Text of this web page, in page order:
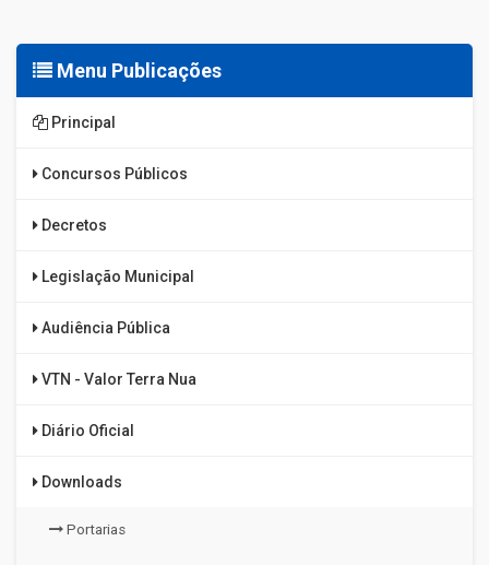
Menu Publicações
Principal
Concursos Públicos
Decretos
Legislação Municipal
Audiência Pública
VTN - Valor Terra Nua
Diário Oficial
Downloads
Portarias